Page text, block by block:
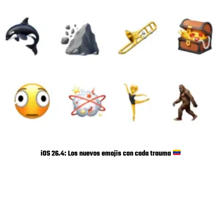
iOS 26.4: Los nuevos emojis con cada trauma